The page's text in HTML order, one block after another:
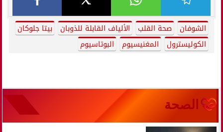
الشوفان صحة القلب الألياف القابلة للذوبان
بيتا جلوكان
الكوليسترول
المغنيسيوم البوتاسيوم
الصحة